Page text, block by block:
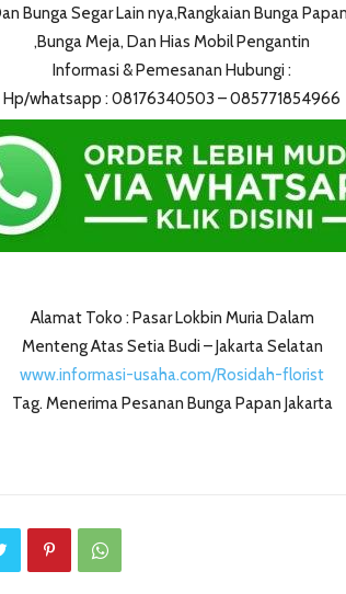
Bunga Segar Lain nya,Rangkaian Bunga
,Bunga Meja, Dan Hias Mobil Pengantin
Informasi & Pemesanan Hubungi :
Hp/whatsapp : 08176340503 – 085771854966
Alamat Toko : Pasar Lokbin Muria Dalam
Menteng Atas Setia Budi – Jakarta Selatan
www.informasi-usaha.com/Rosidah-florist
Tag. Menerima Pesanan Bunga Papan Jakarta